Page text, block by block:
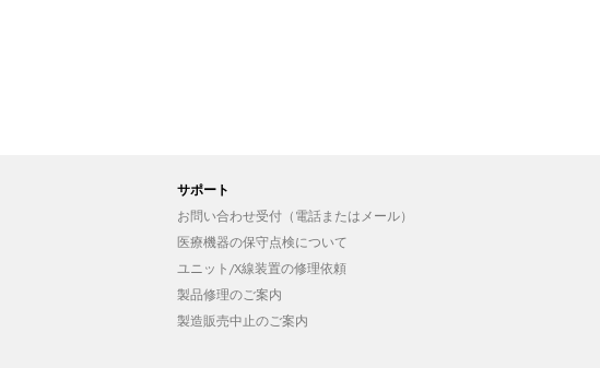
サポート
お問い合わせ受付（電話またはメール）
医療機器の保守点検について
ユニット/X線装置の修理依頼
製品修理のご案内
製造販売中止のご案内